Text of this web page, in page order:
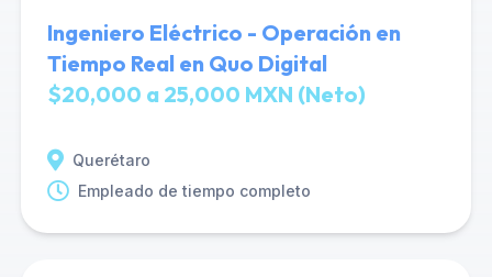
Ingeniero Eléctrico - Operación en
Tiempo Real en Quo Digital
$20,000 a 25,000 MXN (Neto)
Querétaro
Empleado de tiempo completo